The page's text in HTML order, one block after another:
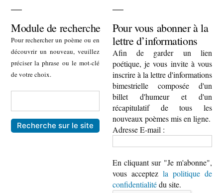
Module de recherche
Pour rechercher un poème ou en
découvrir un nouveau, veuillez
préciser la phrase ou le mot-clé
de votre choix.
Pour vous abonner à la
lettre d’informations
Afin de garder un lien
poétique, je vous invite à vous
inscrire à la lettre d'informations
bimestrielle composée d'un
billet d'humeur et d'un
récapitulatif de tous les
nouveaux poèmes mis en ligne.
Adresse E-mail :
En cliquant sur "Je m'abonne",
vous acceptez la politique de
confidentialitédu site.